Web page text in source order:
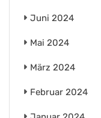
Juni 2024
Mai 2024
März 2024
Februar 2024